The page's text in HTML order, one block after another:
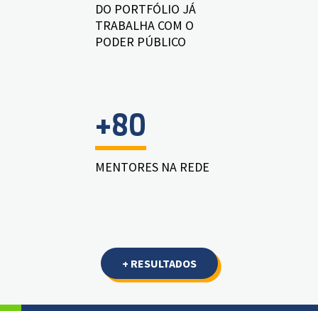
DO PORTFÓLIO JÁ
TRABALHA COM O
PODER PÚBLICO
+80
MENTORES NA REDE
+ RESULTADOS